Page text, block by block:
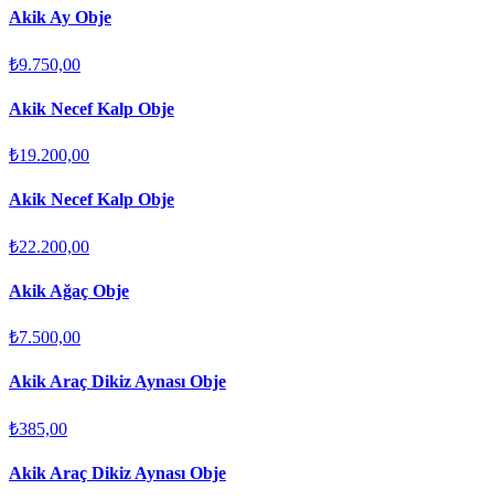
Akik Ay Obje
₺9.750,00
Akik Necef Kalp Obje
₺19.200,00
Akik Necef Kalp Obje
₺22.200,00
Akik Ağaç Obje
₺7.500,00
Akik Araç Dikiz Aynası Obje
₺385,00
Akik Araç Dikiz Aynası Obje